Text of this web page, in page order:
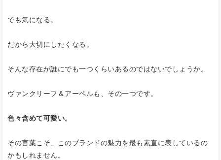
でも気になる。
だから大切にしたくなる。
そんな存在が誰にでも一つくらいあるのではないでしょうか。
ヴァンクリーフ＆アーペルも、その一つです。
色々含めて可愛い。
その言葉こそ、このブランドの魅力を最も素直に表しているの
かもしれません。